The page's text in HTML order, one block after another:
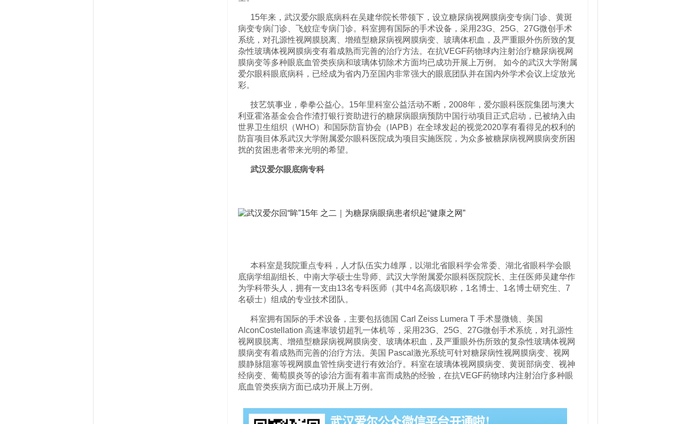
15年来，武汉爱尔眼底病科在吴建华院长带领下，设立糖尿病视网膜病变专病门诊、黄斑
病变专病门诊、飞蚊症专病门诊。科室拥有国际的手术设备，采用23G、25G、27G微创手术
系统，对孔源性视网膜脱离、增殖型糖尿病视网膜病变、玻璃体积血，及严重眼外伤所致的复
杂性玻璃体视网膜病变有着成熟而完善的治疗方法。在抗VEGF药物球内注射治疗糖尿病视网
膜病变等多种眼底血管类疾病和玻璃体切除术方面均已成功开展上万例。 如今的武汉大学附属
爱尔眼科眼底病科，已经成为省内乃至国内非常强大的眼底团队并在国内外学术会议上绽放光
彩。
技艺筑事业，拳拳公益心。15年里科室公益活动不断，2008年，爱尔眼科医院集团与澳大
利亚霍洛基金会合作渣打银行资助进行的糖尿病眼病预防中国行动项目正式启动，已被纳入由
世界卫生组织（WHO）和国际防盲协会（IAPB）在全球发起的视觉2020享有看得见的权利的
防盲项目体系武汉大学附属爱尔眼科医院成为项目实施医院，为众多被糖尿病视网膜病变所困
扰的贫困患者带来光明的希望。
武汉爱尔眼底病专科
本科室是我院重点专科，人才队伍实力雄厚，以湖北省眼科学会常委、湖北省眼科学会眼
底病学组副组长、中南大学硕士生导师、武汉大学附属爱尔眼科医院院长、主任医师吴建华作
为学科带头人，拥有一支由13名专科医师（其中4名高级职称，1名博士、1名博士研究生、7
名硕士）组成的专业技术团队。
科室拥有国际的手术设备，主要包括德国 Carl Zeiss Lumera T 手术显微镜、美国
AlconCostellation 高速率玻切超乳一体机等，采用23G、25G、27G微创手术系统，对孔源性
视网膜脱离、增殖型糖尿病视网膜病变、玻璃体积血，及严重眼外伤所致的复杂性玻璃体视网
膜病变有着成熟而完善的治疗方法。美国 Pascal激光系统可针对糖尿病性视网膜病变、视网
膜静脉阻塞等视网膜血管性病变进行有效治疗。科室在玻璃体视网膜病变、黄斑部病变、视神
经病变、葡萄膜炎等的诊治方面有着丰富而成熟的经验，在抗VEGF药物球内注射治疗多种眼
底血管类疾病方面已成功开展上万例。